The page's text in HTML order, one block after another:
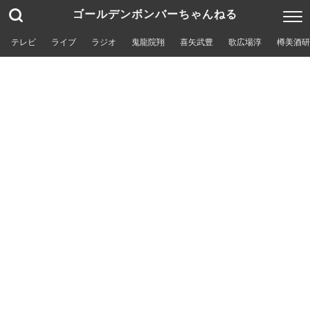
ゴールデンボンバーちゃんねる
テレビ ライブ ラジオ 鬼龍院翔 喜矢武豊 歌広場淳 樽美酒